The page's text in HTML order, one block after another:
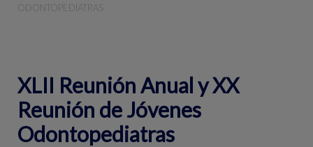
ODONTOPEDIATRAS
XLII Reunión Anual y XX
Reunión de Jóvenes
Odontopediatras